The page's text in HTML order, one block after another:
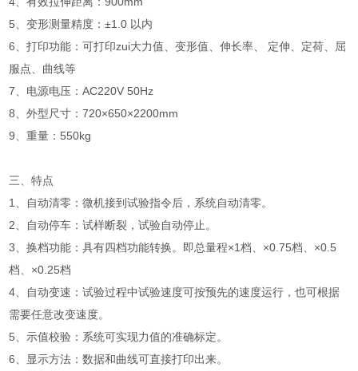
5、变形测量精度：±1.0 以内
6、打印功能：可打印zui大力值、变形值、伸长率、 定伸、定荷、屈
服点、曲线等
7、电源电压：AC220V 50Hz
8、外型尺寸：720×650×2200mm
9、重量：550kg
三、特点
1、自动清零：微机接到试验指令后，系统自动清零。
2、自动停车：试样断裂，试验自动停止。
3、换档功能：具有四档功能转换。即总量程×1档、×0.75档、×0.5
档、×0.25档
4、自动变速：试验过程中试验速度可按预先的速度运行，也可根据
需要任意改变速度。
5、示值校验：系统可实现力值的准确标定。
6、显示方法：数据和曲线可直接打印出来。